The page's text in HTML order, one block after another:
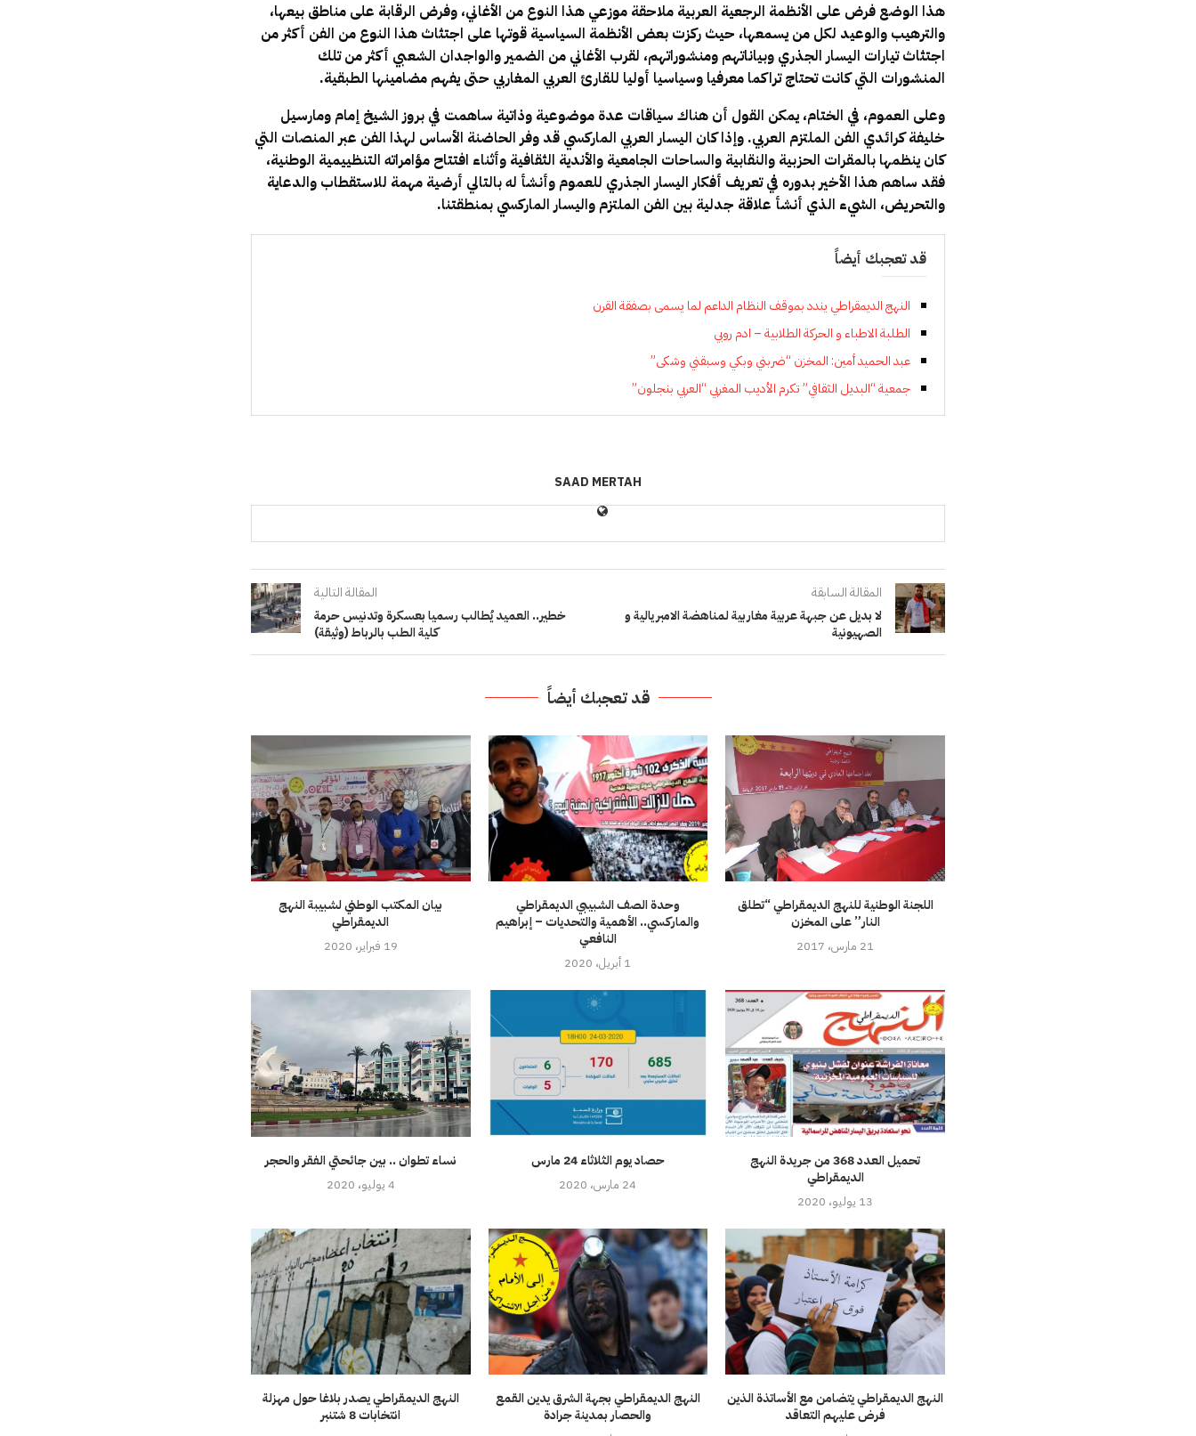
هذا الوضع فرض على الأنظمة الرجعية العربية ملاحقة موزعي هذا النوع من الأغاني، وفرض الرقابة على مناطق بيعها،
والترهيب والوعيد لكل من يسمعها، حيث ركزت بعض الأنظمة السياسية قوتها على اجتثاث هذا النوع من الفن أكثر من
اجتثاث تيارات اليسار الجذري وبياناتهم ومنشوراتهم، لقرب الأغاني من الضمير والواجدان الشعبي أكثر من تلك
المنشورات التي كانت تحتاج تراكما معرفيا وسياسيا أوليا للقارئ العربي المغاربي حتى يفهم مضامينها الطبقية.
وعلى العموم، في الختام، يمكن القول أن هناك سياقات عدة موضوعية وذاتية ساهمت في بروز الشيخ إمام ومارسيل
خليفة كرائدي الفن الملتزم العربي. وإذا كان اليسار العربي الماركسي قد وفر الحاضنة الأساس لهذا الفن عبر المنصات التي
كان ينظمها بالمقرات الحزبية والنقابية والساحات الجامعية والأندية الثقافية وأثناء افتتاح مؤامراته التنظييمية الوطنية،
فقد ساهم هذا الأخير بدوره في تعريف أفكار اليسار الجذري للعموم وأنشأ له بالتالي أرضية مهمة للاستقطاب والدعاية
والتحريض، الشيء الذي أنشأ علاقة جدلية بين الفن الملتزم واليسار الماركسي بمنطقتنا.
قد تعجبك أيضاً
النهج الديمقراطي يندد بموقف النظام الداعم لما يسمى بصفقة القرن
الطلبة الاطباء و الحركة الطلابية – ادم روبي
عبد الحميد أمين: المخزن “ضربني وبكي وسبقني وشكى”
جمعية “البديل الثقافي” تكرم الأديب المغربي “العربي بنجلون”
SAAD MERTAH
المقالة السابقة
لا بديل عن جبهة عربية مغاربية لمناهضة الامبريالية و
الصهيونية
المقالة التالية
خطير.. العميد يُطالب رسميا بعسكرة وتدنيس حرمة
كلية الطب بالرباط (وثيقة)
قد تعجبك أيضاً
بيان المكتب الوطني لشبيبة النهج
الديمقراطي
19 فبراير، 2020
وحدة الصف الشبيبي الديمقراطي
والماركسي.. الأهمية والتحديات – إبراهيم
النافعي
1 أبريل، 2020
اللجنة الوطنية للنهج الديمقراطي “تطلق
النار” على المخزن
21 مارس، 2017
نساء تطوان .. بين جائحتي الفقر والحجر
4 يوليو، 2020
حصاد يوم الثلاثاء 24 مارس
24 مارس، 2020
تحميل العدد 368 من جريدة النهج
الديمقراطي
13 يوليو، 2020
النهج الديمقراطي يصدر بلاغا حول مهزلة
انتخابات 8 شتنبر
النهج الديمقراطي بجهة الشرق يدين القمع
والحصار بمدينة جرادة
النهج الديمقراطي يتضامن مع الأساتذة الذين
فرض عليهم التعاقد